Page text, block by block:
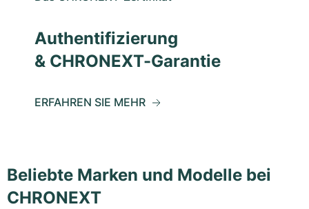
Authentifizierung
& CHRONEXT-Garantie
ERFAHREN SIE MEHR
Beliebte Marken und Modelle bei
CHRONEXT